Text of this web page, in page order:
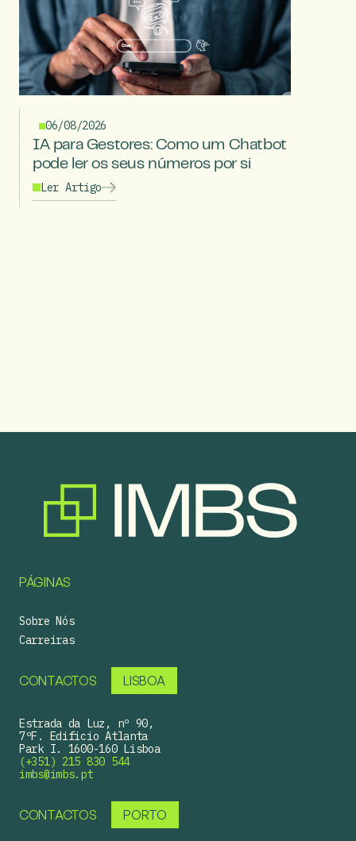
06/08/2026
IA para Gestores: Como um Chatbot
pode ler os seus números por si
Ler Artigo
PÁGINAS
Sobre Nós
Carreiras
CONTACTOS LISBOA
Estrada da Luz, nº 90,
7ºF. Edificio Atlanta
Park I. 1600-160 Lisboa
(+351) 215 830 544
imbs@imbs.pt
CONTACTOS PORTO